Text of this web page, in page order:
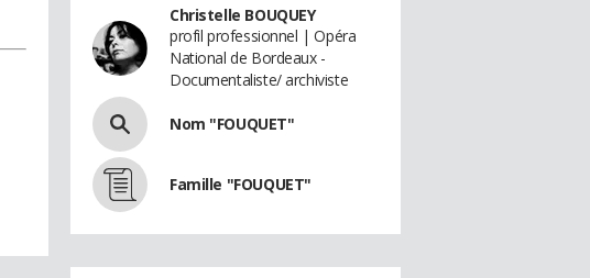
Christelle BOUQUEY
profil professionnel | Opéra
National de Bordeaux -
Documentaliste/ archiviste
Nom "FOUQUET"
Famille "FOUQUET"